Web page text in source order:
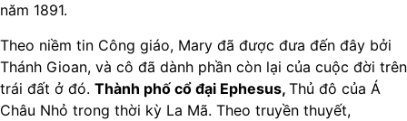
năm 1891.
Theo niềm tin Công giáo, Mary đã được đưa đến đây bởi
Thánh Gioan, và cô đã dành phần còn lại của cuộc đời trên
trái đất ở đó. Thành phố cổ đại Ephesus, Thủ đô của Á
Châu Nhỏ trong thời kỳ La Mã. Theo truyền thuyết,